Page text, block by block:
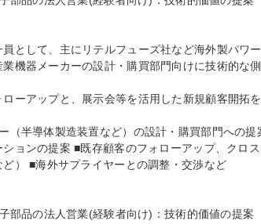
として、主にリテルフューズ社など海外製パワ
機器メーカーの設計・購買部門向けに技術的な
ローアップと、展示会等を活用した新規顧客開拓
（半導体製造装置など）の設計・購買部門への
ションの提案 ■既存顧客のフォローアップ、クロ
） ■海外サプライヤーとの調整・交渉など
部品の法人営業(経験者向け)：技術的価値の提案